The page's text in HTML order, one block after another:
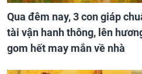
Qua đêm nay, 3 con giáp
tài vận hanh thông, lên
gom hết may mắn về nhà